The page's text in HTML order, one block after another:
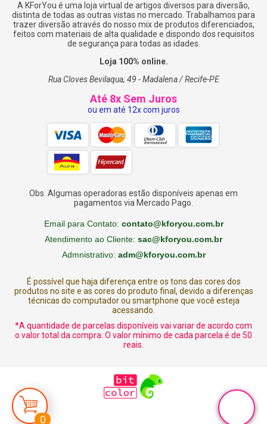
0
Dimensões: C: 13cm x L: 12cm x A: 6cm
Peso: 230g
Classificação etária: a partir dos 3 anos
,aprendizagem,brincadeira de criança
brinquedos ecológicos,brinquedos educativos ,brinquedoteca
,consultórios,cozinha de brincar de madeira,Cozinha de
madeira,escolas estilo escandinavo
material pedagógico,
de dormir e brincar,restaurantes
A KForYou é uma loja virtual de artigos diversos para diversão,
distinta de todas as outras vistas no mercado. Trabalhamos para
trazer diversão através do nosso mix de produtos diferenciados,
feitos com materiais de alta qualidade e dispondo dos requisitos
de segurança para todas as idades.
Loja 100% online.
Rua Cloves Bevilaqua, 49 - Madalena / Recife-PE
Até 8x Sem Juros
ou em até 12x com juros
Obs. Algumas operadoras estão disponíveis apenas em
pagamentos via Mercado Pago.
Email para Contato: contato@kforyou.com.br
Atendimento ao Cliente: sac@kforyou.com.br
Admnistrativo: adm@kforyou.com.br
É possível que haja diferença entre os tons das cores dos
produtos no site e as cores do produto final, devido a diferenças
técnicas do computador ou smartphone que você esteja
acessando.
*A quantidade de parcelas disponíveis vai variar de acordo com
o valor total da compra. O valor mínimo de cada parcela é de 50
reais.